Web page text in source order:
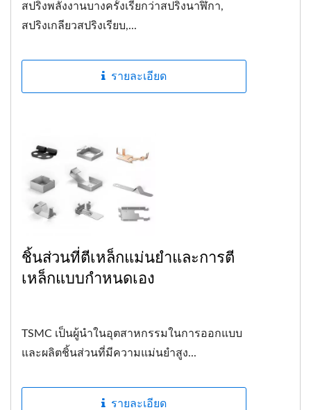
สปริงพลังงานบางครั้งเรียกว่าสปริงนาฬิกา,
สปริงเกลียวสปริงเรียบ,...
รายละเอียด
ชิ้นส่วนที่ตีเหล็กแม่นยำและการตี
เหล็กแบบกำหนดเอง
TSMC เป็นผู้นำในอุตสาหกรรมในการออกแบบ
และผลิตชิ้นส่วนที่มีความแม่นยำสูง...
รายละเอียด